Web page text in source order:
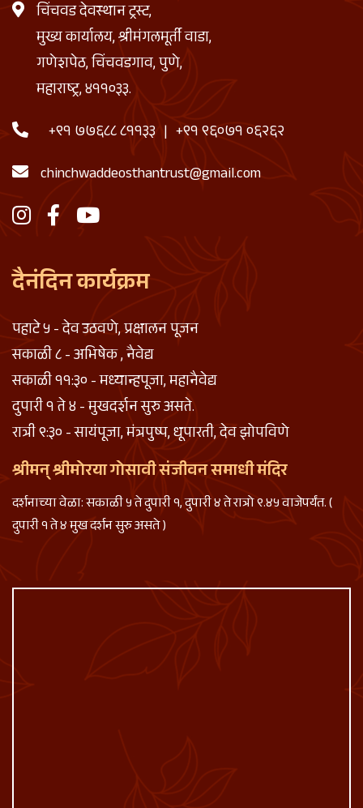
चिंचवड देवस्थान ट्रस्ट,
मुख्य कार्यालय, श्रीमंगलमूर्ती वाडा,
गणेशपेठ, चिंचवडगाव, पुणे,
महाराष्ट्र, ४११०३३.
+९१ ७७६८८ ८११३३ | +९१ ९६०७१ ०६२६२
chinchwaddeosthantrust@gmail.com
दैनंदिन कार्यक्रम
पहाटे ५ - देव उठवणे, प्रक्षालन पूजन
सकाळी ८ - अभिषेक , नैवेद्य
सकाळी ११:३० - मध्यान्हपूजा, महानैवेद्य
दुपारी १ ते ४ - मुखदर्शन सुरु असते.
रात्री ९:३० - सायंपूजा, मंत्रपुष्प, धूपारती, देव झोपविणे
श्रीमन् श्रीमोरया गोसावी संजीवन समाधी मंदिर
दर्शनाच्या वेळा: सकाळी ५ ते दुपारी १, दुपारी ४ ते रात्रो ९.४५ वाजेपर्यंत. (
दुपारी १ ते ४ मुख दर्शन सुरु असते )